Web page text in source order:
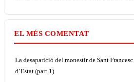
EL MÉS COMENTAT
La desaparició del monestir de Sant
d’Estat (part 1)